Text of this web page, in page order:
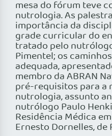
mesa do fórum teve
nutrologia. As
importância da
grade curricular do
tratado pelo
Pimentel; os
adequada,
membro da ABRAN
pré-requisitos para a
nutrologia, assunto
nutrólogo Paulo
Residência Médica
Ernesto Dornelles, de